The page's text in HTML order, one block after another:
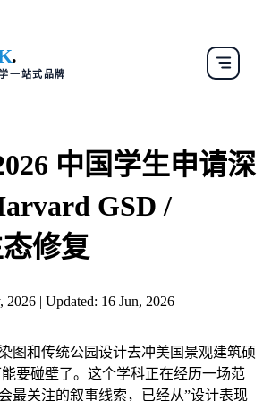
.
一站式品牌
中国学生申请深
GSD /
修复
2026 | Updated: 16 Jun, 2026
图和传统公园设计去冲美国景观建筑硕
要碰壁了。这个学科正在经历一场范
关注的叙事线索，已经从”设计表现